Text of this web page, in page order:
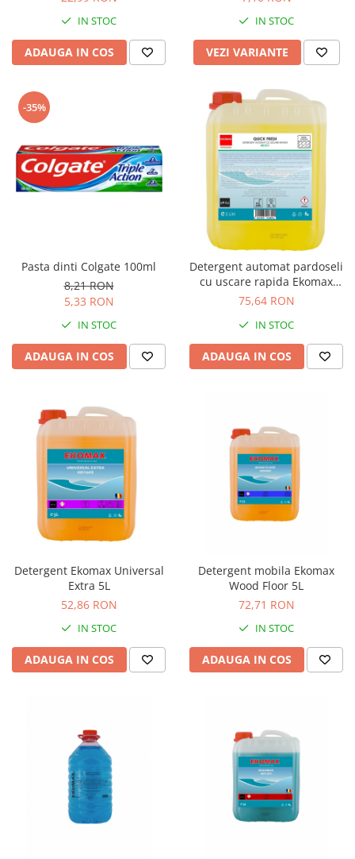
Seturi si scule de baza
Masurare si taiere
Lampi portabile
Lanterne, lampi si accesorii
Pentru masini, biciclete si prim
Noutati si inovatii
Pachete Cadou Premium
Promotii si reduceri
IN STOC
ADAUGA IN COS
IN STOC
VEZI VARIANTE
-35%
Pasta dinti Colgate 100ml
8,21 RON
5,33 RON
IN STOC
ADAUGA IN COS
Detergent automat pardoseli
cu uscare rapida Ekomax
Quick Fresh 5L
75,64 RON
IN STOC
ADAUGA IN COS
Detergent Ekomax Universal
Extra 5L
52,86 RON
IN STOC
ADAUGA IN COS
Detergent mobila Ekomax
Wood Floor 5L
72,71 RON
IN STOC
ADAUGA IN COS